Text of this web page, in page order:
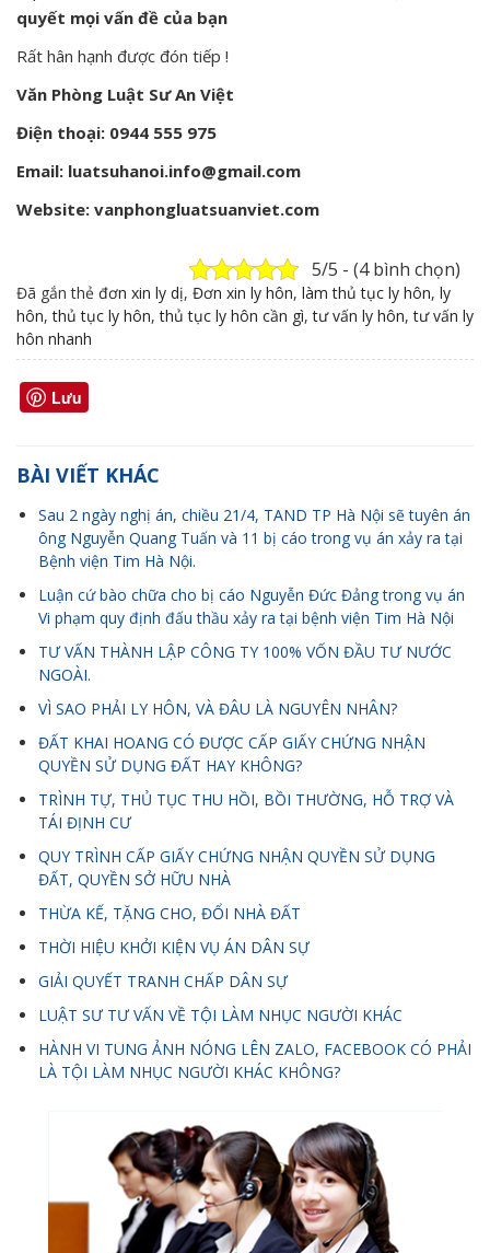
quyết mọi vấn đề của bạn
Rất hân hạnh được đón tiếp !
Văn Phòng Luật Sư An Việt
Điện thoại: 0944 555 975
Email: luatsuhanoi.info@gmail.com
Website: vanphongluatsuanviet.com
5/5 - (4 bình chọn)
Đã gắn thẻ đơn xin ly dị, Đơn xin ly hôn, làm thủ tục ly hôn, ly
hôn,thủ tục ly hôn,thủ tục ly hôn cần gì,tư vấn ly hôn,tư vấn ly
hôn nhanh
Lưu
BÀI VIẾT KHÁC
Sau 2 ngày nghị án, chiều 21/4, TAND TP Hà Nội sẽ tuyên án
ông Nguyễn Quang Tuấn và 11 bị cáo trong vụ án xảy ra tại
Bệnh viện Tim Hà Nội.
Luận cứ bào chữa cho bị cáo Nguyễn Đức Đảng trong vụ án
Vi phạm quy định đấu thầu xảy ra tại bệnh viện Tim Hà Nội
TƯ VẤN THÀNH LẬP CÔNG TY 100% VỐN ĐẦU TƯ NƯỚC
NGOÀI.
VÌ SAO PHẢI LY HÔN, VÀ ĐÂU LÀ NGUYÊN NHÂN?
ĐẤT KHAI HOANG CÓ ĐƯỢC CẤP GIẤY CHỨNG NHẬN
QUYỀN SỬ DỤNG ĐẤT HAY KHÔNG?
TRÌNH TỰ, THỦ TỤC THU HỒI, BỒI THƯỜNG, HỖ TRỢ VÀ
TÁI ĐỊNH CƯ
QUY TRÌNH CẤP GIẤY CHỨNG NHẬN QUYỀN SỬ DỤNG
ĐẤT, QUYỀN SỞ HỮU NHÀ
THỪA KẾ, TẶNG CHO, ĐỔI NHÀ ĐẤT
THỜI HIỆU KHỞI KIỆN VỤ ÁN DÂN SỰ
GIẢI QUYẾT TRANH CHẤP DÂN SỰ
LUẬT SƯ TƯ VẤN VỀ TỘI LÀM NHỤC NGƯỜI KHÁC
HÀNH VI TUNG ẢNH NÓNG LÊN ZALO, FACEBOOK CÓ PHẢI
LÀ TỘI LÀM NHỤC NGƯỜI KHÁC KHÔNG?